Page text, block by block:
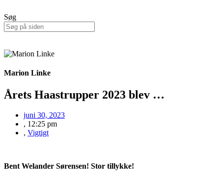
Søg
Marion Linke
Årets Haastrupper 2023 blev …
juni 30, 2023
, 12:25 pm
, Vigtigt
Bent Welander Sørensen! Stor tillykke!